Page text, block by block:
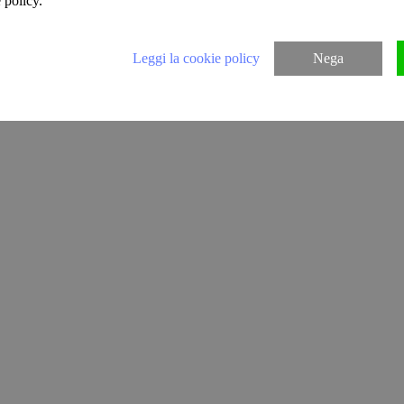
Leggi la cookie policy Nega